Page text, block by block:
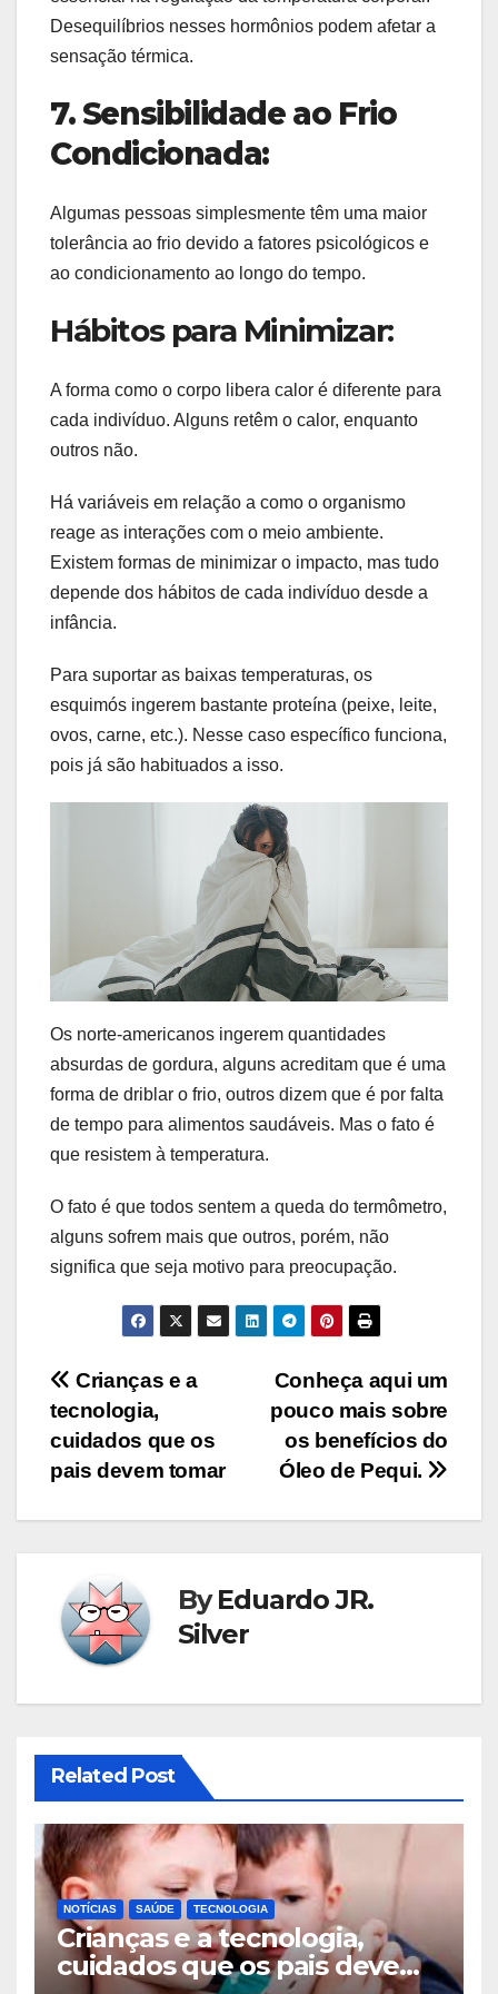
Desequilíbrios nesses hormônios podem afetar a
sensação térmica.
7. Sensibilidade ao Frio
Condicionada:
Algumas pessoas simplesmente têm uma maior
tolerância ao frio devido a fatores psicológicos e
ao condicionamento ao longo do tempo.
Hábitos para Minimizar:
A forma como o corpo libera calor é diferente para
cada indivíduo. Alguns retêm o calor, enquanto
outros não.
Há variáveis em relação a como o organismo
reage as interações com o meio ambiente.
Existem formas de minimizar o impacto, mas tudo
depende dos hábitos de cada indivíduo desde a
infância.
Para suportar as baixas temperaturas, os
esquimós ingerem bastante proteína (peixe, leite,
ovos, carne, etc.). Nesse caso específico funciona,
pois já são habituados a isso.
Os norte-americanos ingerem quantidades
absurdas de gordura, alguns acreditam que é uma
forma de driblar o frio, outros dizem que é por falta
de tempo para alimentos saudáveis. Mas o fato é
que resistem à temperatura.
O fato é que todos sentem a queda do termômetro,
alguns sofrem mais que outros, porém, não
significa que seja motivo para preocupação.
Navegação
de
Post
Conheça aqui um
pouco mais sobre
os benefícios do
Óleo de Pequi.
Crianças e a
tecnologia,
cuidados que os
pais devem tomar
ByEduardo JR.
Silver
Related Post
NOTÍCIAS SAÚDE TECNOLOGIA
Crianças e a tecnologia,
cuidados que os pais devem